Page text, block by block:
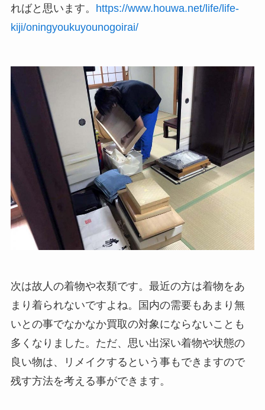
ればと思います。 https://www.houwa.net/life/life-
kiji/oningyoukuyounogoirai/
次は故人の着物や衣類です。最近の方は着物をあ
まり着られないですよね。国内の需要もあまり無
いとの事でなかなか買取の対象にならないことも
多くなりました。ただ、思い出深い着物や状態の
良い物は、リメイクするという事もできますので
残す方法を考える事ができます。